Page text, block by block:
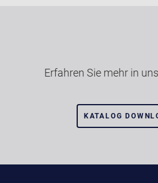
Erfahren Sie mehr in
KATALOG